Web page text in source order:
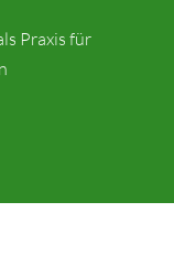
Praxis für